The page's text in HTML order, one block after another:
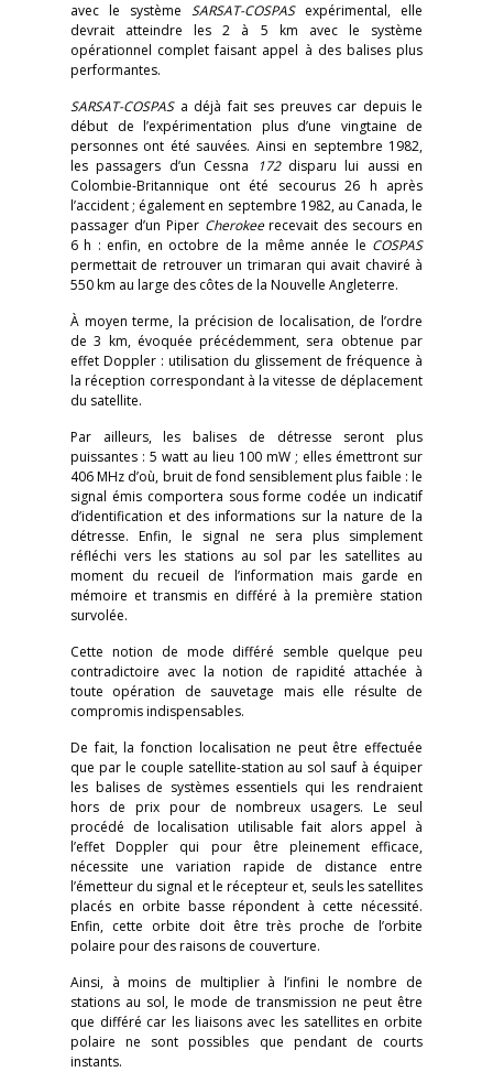
avec le système SARSAT-COSPASexpérimental, elle
devrait atteindre les 2 à 5 km avec le système
opérationnel complet faisant appel à des balises plus
performantes.
SARSAT-COSPASa déjà fait ses preuves car depuis le
début de l’expérimentation plus d’une vingtaine de
personnes ont été sauvées. Ainsi en septembre 1982,
les passagers d’un Cessna
172disparu lui aussi en
Colombie-Britannique ont été secourus 26 h après
l’accident ; également en septembre 1982, au Canada, le
passager d’un Piper Cherokeerecevait des secours en
6 h : enfin, en octobre de la même année le COSPAS
permettait de retrouver un trimaran qui avait chaviré à
550 km au large des côtes de la Nouvelle Angleterre.
À moyen terme, la précision de localisation, de l’ordre
de 3 km, évoquée précédemment, sera obtenue par
effet Doppler : utilisation du glissement de fréquence à
la réception correspondant à la vitesse de déplacement
du satellite.
Par ailleurs, les balises de détresse seront plus
puissantes : 5 watt au lieu 100 mW ; elles émettront sur
406 MHz d’où, bruit de fond sensiblement plus faible : le
signal émis comportera sous forme codée un indicatif
d’identification et des informations sur la nature de la
détresse. Enfin, le signal ne sera plus simplement
réfléchi vers les stations au sol par les satellites au
moment du recueil de l’information mais garde en
mémoire et transmis en différé à la première station
survolée.
Cette notion de mode différé semble quelque peu
contradictoire avec la notion de rapidité attachée à
toute opération de sauvetage mais elle résulte de
compromis indispensables.
De fait, la fonction localisation ne peut être effectuée
que par le couple satellite-station au sol sauf à équiper
les balises de systèmes essentiels qui les rendraient
hors de prix pour de nombreux usagers. Le seul
procédé de localisation utilisable fait alors appel à
l’effet Doppler qui pour être pleinement efficace,
nécessite une variation rapide de distance entre
l’émetteur du signal et le récepteur et, seuls les satellites
placés en orbite basse répondent à cette nécessité.
Enfin, cette orbite doit être très proche de l’orbite
polaire pour des raisons de couverture.
Ainsi, à moins de multiplier à l’infini le nombre de
stations au sol, le mode de transmission ne peut être
que différé car les liaisons avec les satellites en orbite
polaire ne sont possibles que pendant de courts
instants.